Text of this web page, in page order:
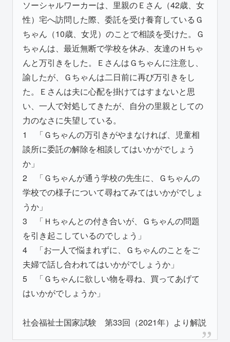
ソーシャルワーカーは、里親のＥさん（42歳、女
性）宅へ訪問した際、委託を受け養育しているＧ
ちゃん（10歳、女児）のことで相談を受けた。Ｇ
ちゃんは、最近無断で学校を休み、友達のＨちゃ
んと万引きをした。ＥさんはＧちゃんに注意し、
諭したが、Ｇちゃんは二日前に再び万引きをし
た。Ｅさんは夫に心配を掛けてはすまないと思
い、一人で対処してきたが、自分の里親としての
力のなさに失望している。
1 「Ｇちゃんの万引きがやまなければ、児童相
談所に委託の解除を相談してはいかがでしょう
か」
2 「Ｇちゃんが通う学校の先生に、Ｇちゃんの
学校での様子について尋ねてみてはいかがでしょ
うか」
3 「Ｈちゃんとの付き合いが、Ｇちゃんの問題
を引き起こしているのでしょう」
4 「お一人で悩まれずに、Ｇちゃんのことをご
夫婦で話し合われてはいかがでしょうか」
5 「Ｇちゃんに欲しい物を尋ね、買ってあげて
はいかがでしょうか」
社会福祉士国家試験 第33回（2021年）より解説